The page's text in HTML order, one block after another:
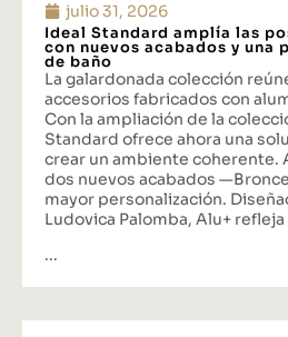
julio 31, 2026
Ideal Standard amplía las
con nuevos acabados y una
de baño
La galardonada colección
accesorios fabricados con
Con la ampliación de la
Standard ofrece ahora una
crear un ambiente coherente.
dos nuevos acabados
mayor personalización.
Ludovica Palomba, Alu+
...